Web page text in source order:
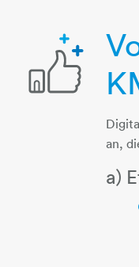
daumen-
an,
a)